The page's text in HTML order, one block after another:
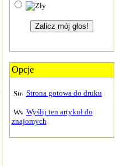
Opcje
Strona gotowa do druku
Wyślij ten artykuł do
znajomych